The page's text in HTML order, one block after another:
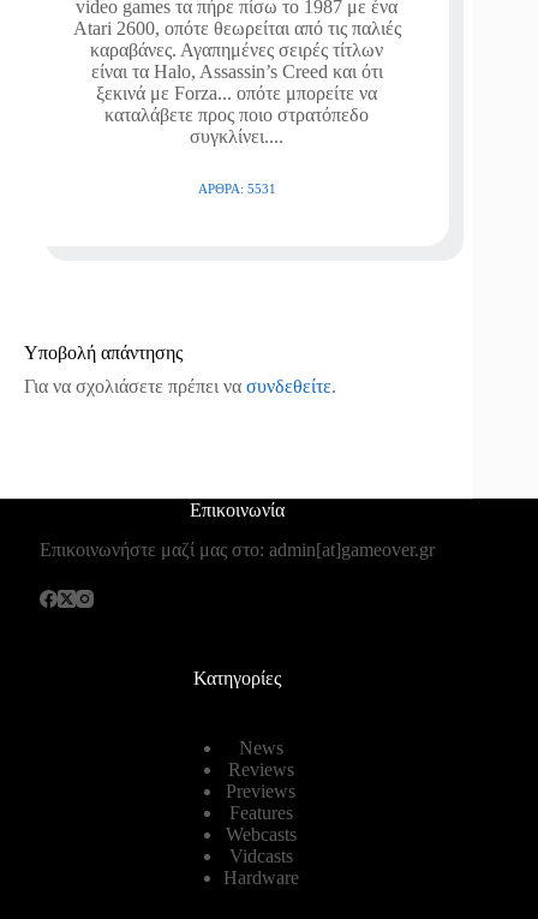
video games τα πήρε πίσω το 1987 με ένα
Atari 2600, οπότε θεωρείται από τις παλιές
καραβάνες. Αγαπημένες σειρές τίτλων
είναι τα Halo, Assassin’s Creed και ότι
ξεκινά με Forza... οπότε μπορείτε να
καταλάβετε προς ποιο στρατόπεδο
συγκλίνει....
ΆΡΘΡΑ: 5531
Υποβολή απάντησης
Για να σχολιάσετε πρέπει να συνδεθείτε.
Επικοινωνία
Επικοινωνήστε μαζί μας στο: admin[at]gameover.gr
Κατηγορίες
News
Reviews
Previews
Features
Webcasts
Vidcasts
Hardware